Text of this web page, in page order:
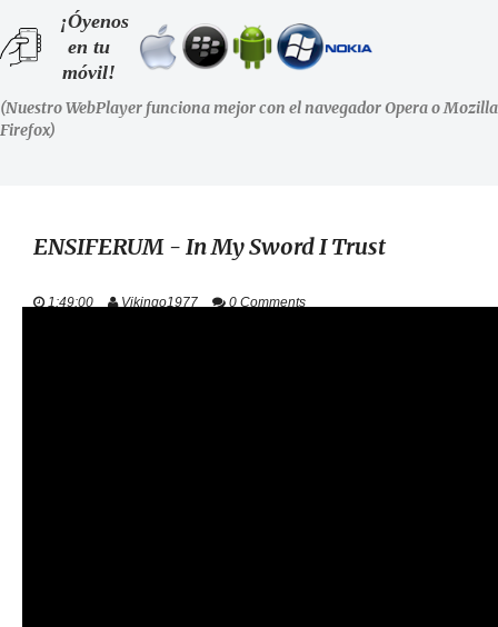
SHOWS
LA RADIO
STAFF
EVENTOS
¡Óyenos
en tu
móvil!
(Nuestro WebPlayer funciona mejor con el navegador Opera o Mozilla
Firefox)
ENSIFERUM - In My Sword I Trust
1:49:00 Vikingo1977 0 Comments